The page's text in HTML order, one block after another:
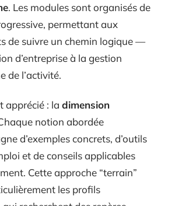
. Les modules sont organisés de
permettant aux
de suivre un chemin logique —
d’entreprise à la gestion
de l’activité.
apprécié : la dimension
notion abordée
d’exemples concrets, d’outils
et de conseils applicables
Cette approche “terrain”
les profils